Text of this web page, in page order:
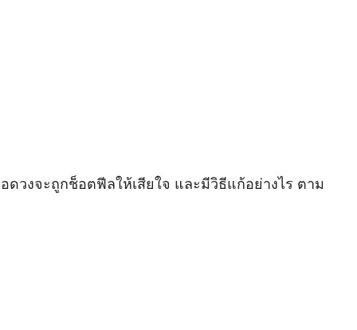
วงจะถูกช็อตฟีลให้เสียใจ และมีวิธีแก้อย่างไร ตาม